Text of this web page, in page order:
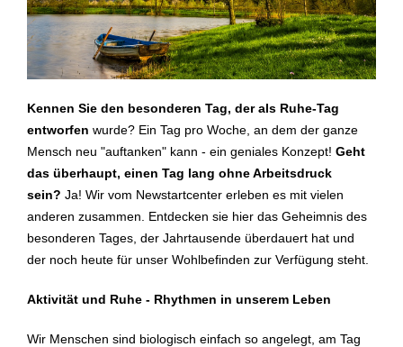
Kennen Sie den besonderen Tag, der als Ruhe-Tag
entworfen wurde? Ein Tag pro Woche, an dem der ganze
Mensch neu "auftanken" kann - ein geniales Konzept! Geht
das überhaupt, einen Tag lang ohne Arbeitsdruck
sein? Ja! Wir vom Newstartcenter erleben es mit vielen
anderen zusammen. Entdecken sie hier das Geheimnis des
besonderen Tages, der Jahrtausende überdauert hat und
der noch heute für unser Wohlbefinden zur Verfügung steht.
Aktivität und Ruhe - Rhythmen in unserem Leben
Wir Menschen sind biologisch einfach so angelegt, am Tag